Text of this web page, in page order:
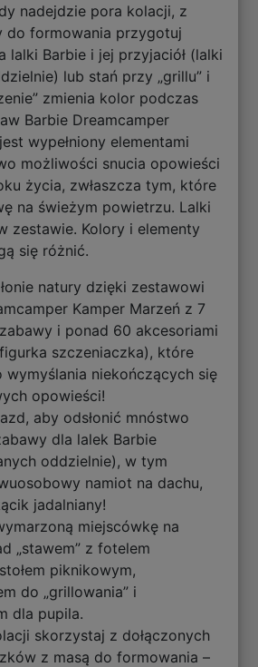
nadejdzie pora kolacji, z
do formowania przygotuj
lalki Barbie i jej przyjaciół (lalki
lub stań przy „grillu” i
zmienia kolor podczas
Barbie Dreamcamper
wypełniony elementami
możliwości snucia opowieści
życia, zwłaszcza tym, które
na świeżym powietrzu. Lalki
zestawie. Kolory i elementy
się różnić.
natury dzięki zestawowi
Kamper Marzeń z 7
i ponad 60 akcesoriami
szczeniaczka), które
wymyślania niekończących się
opowieści!
aby odsłonić mnóstwo
dla lalek Barbie
oddzielnie), w tym
namiot na dachu,
jadalniany!
miejscówkę na
„stawem” z fotelem
piknikowym,
do „grillowania” i
dla pupila.
skorzystaj z dołączonych
z masą do formowania –